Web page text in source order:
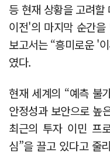
등 현재 상황을 고려할
이전'의 마지막 순간
보고서는 “흥미로운 '
였다.
현재 세계의 “예측 불
안정성과 보안으로 높
최근의 투자 이민 프
심”을 끌고 있다고 줄